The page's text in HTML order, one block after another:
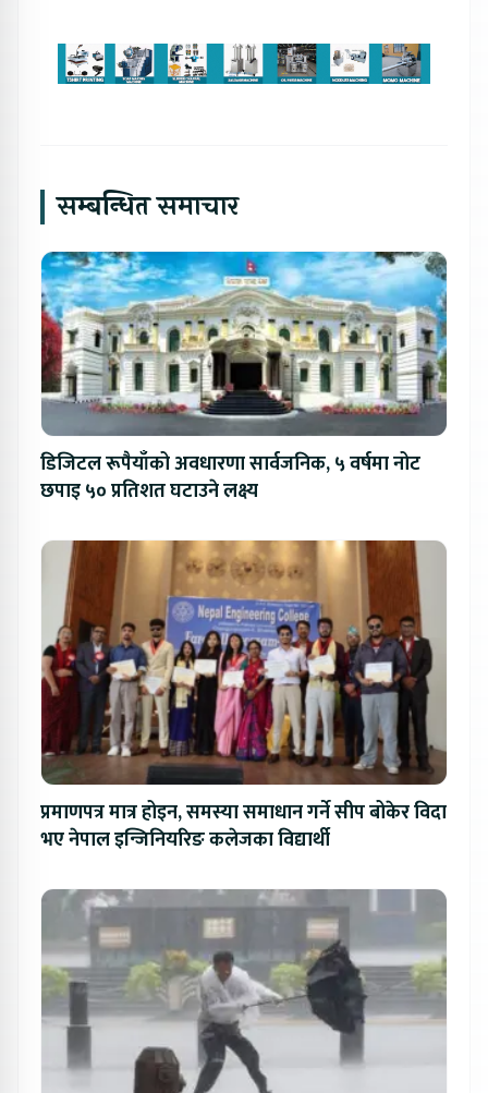
सम्बन्धित समाचार
डिजिटल रूपैयाँको अवधारणा सार्वजनिक, ५ वर्षमा नोट
छपाइ ५० प्रतिशत घटाउने लक्ष्य
प्रमाणपत्र मात्र होइन, समस्या समाधान गर्ने सीप बोकेर विदा
भए नेपाल इन्जिनियरिङ कलेजका विद्यार्थी